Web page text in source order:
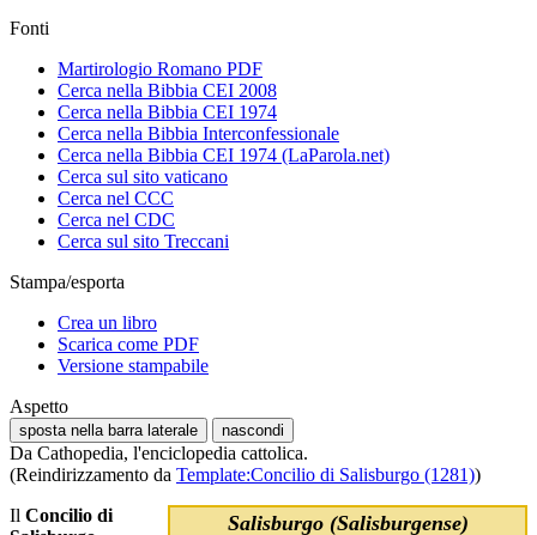
Fonti
Martirologio Romano PDF
Cerca nella Bibbia CEI 2008
Cerca nella Bibbia CEI 1974
Cerca nella Bibbia Interconfessionale
Cerca nella Bibbia CEI 1974 (LaParola.net)
Cerca sul sito vaticano
Cerca nel CCC
Cerca nel CDC
Cerca sul sito Treccani
Stampa/esporta
Crea un libro
Scarica come PDF
Versione stampabile
Aspetto
sposta nella barra laterale nascondi
Da Cathopedia, l'enciclopedia cattolica.
(Reindirizzamento da Template:Concilio di Salisburgo (1281))
Salisburgo (Salisburgense)
Il Concilio di